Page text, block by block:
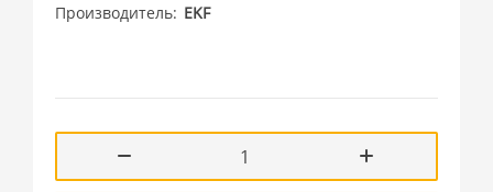
Производитель EKF